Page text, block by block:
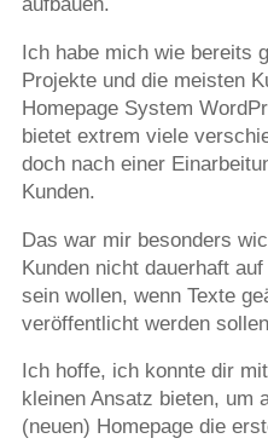
Ich habe mich wie bereits
Projekte und die meisten
Homepage System
bietet extrem viele
doch nach einer
Kunden.
Das war mir besonders
Kunden nicht dauerhaft
sein wollen, wenn Texte
veröffentlicht werden
Ich hoffe, ich konnte dir
kleinen Ansatz bieten, um
(neuen) Homepage die